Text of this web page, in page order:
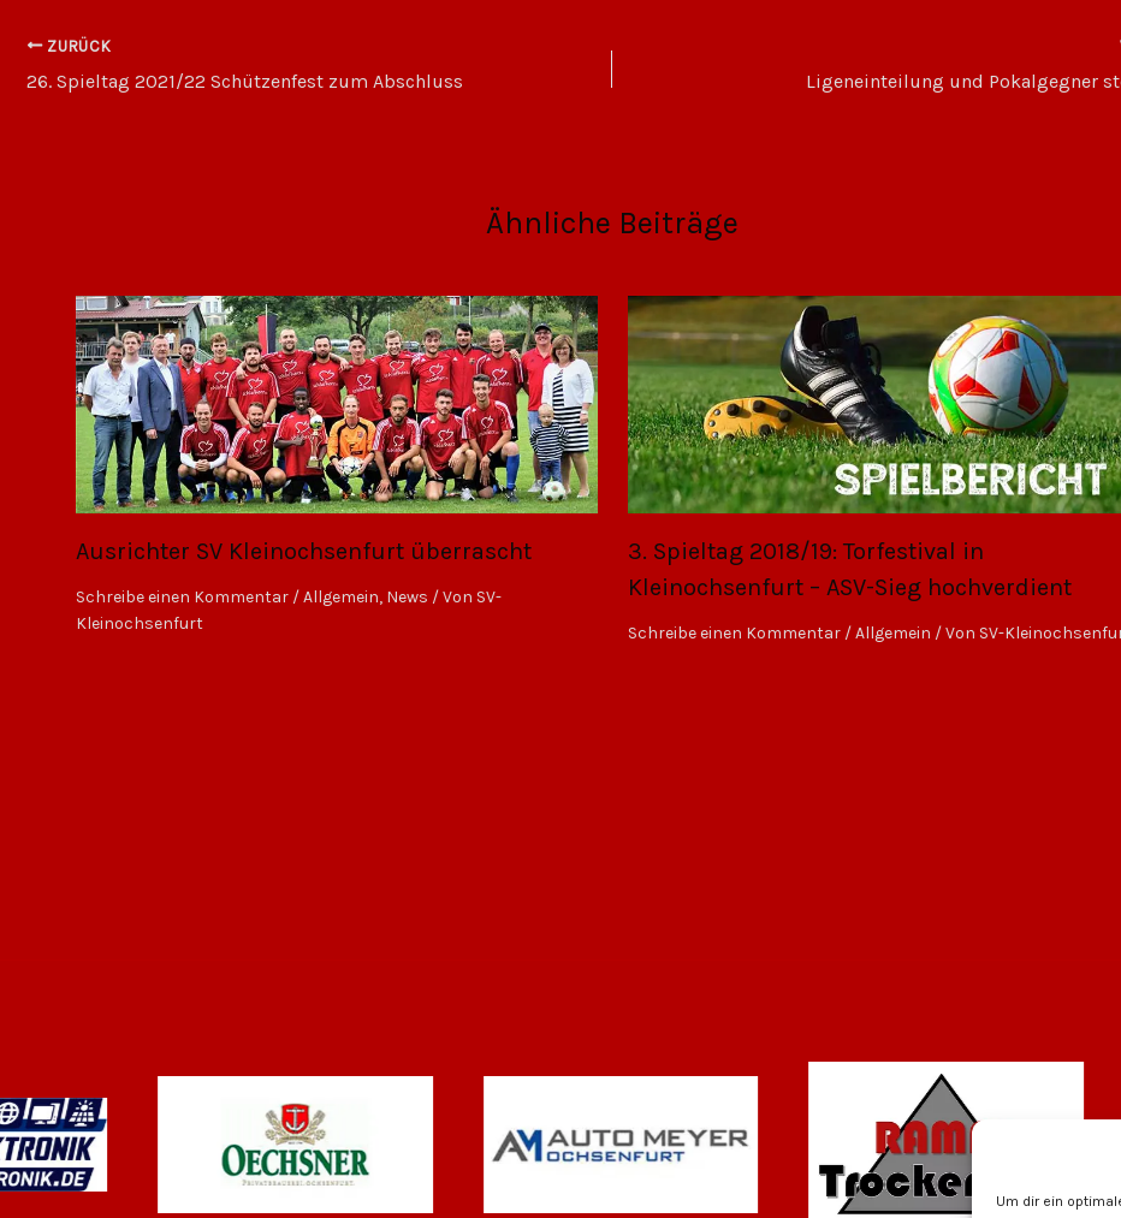
Um dir ein
ZURÜCK
26. Spieltag 2021/22 Schützenfest zum Abschluss Ligeneinteilung und Pokalgegner
Ähnliche Beiträge
Ausrichter SV Kleinochsenfurt überrascht
Schreibe einen Kommentar /Allgemein, News / Von SV-
Kleinochsenfurt
3. Spieltag 2018/19: Torfestival in
Kleinochsenfurt – ASV-Sieg hochverdient
Schreibe einen Kommentar /Allgemein / Von SV-